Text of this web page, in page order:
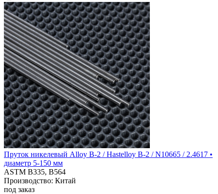
Пруток никелевый Alloy B-2 / Hastelloy B-2 / N10665 / 2.4617 •
диаметр 5-150 мм
ASTM B335, B564
Производство: Китай
под заказ